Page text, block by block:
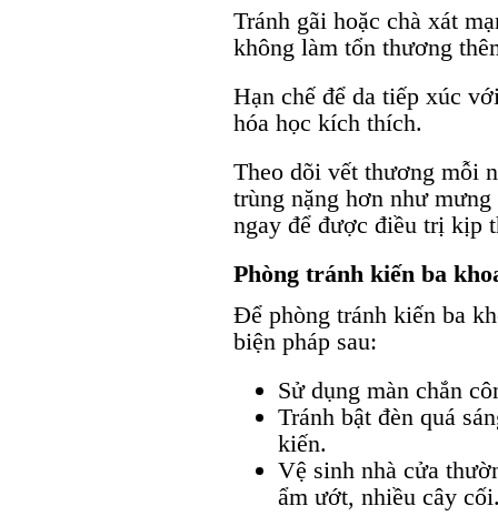
Tránh gãi hoặc chà xát
không làm tổn thương
Hạn chế để da tiếp xúc
hóa học kích thích.
Theo dõi vết thương mỗi
trùng nặng hơn như
ngay để được điều trị kịp
Phòng tránh kiến ba
Để phòng tránh kiến ba
biện pháp sau:
Sử dụng màn chắn
Tránh bật đèn quá
kiến.
Vệ sinh nhà cửa
ẩm ướt, nhiều cây